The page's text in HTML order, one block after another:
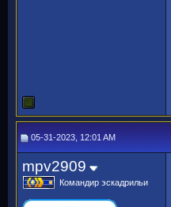
05-31-2023, 12:01 AM
mpv2909
Командир эскадрильи